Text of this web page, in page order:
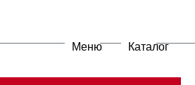
Меню Каталог